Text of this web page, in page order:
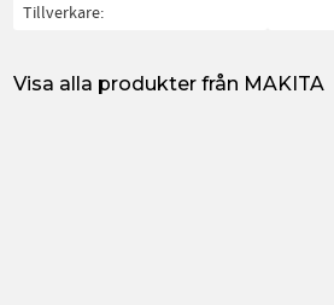
Tillverkare
Visa alla produkter från MAKITA